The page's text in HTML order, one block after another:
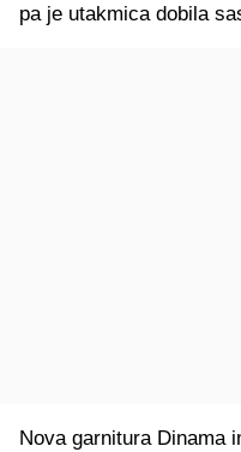
pa je utakmica dobila
Nova garnitura Dinama